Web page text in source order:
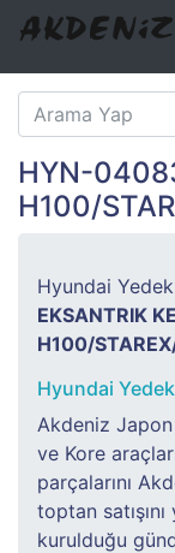
HYN-
H100/
Hyundai
EKSANTRIK
H100/
Hyundai
Akdeniz
ve Kore
parçalarını
toptan
kurulduğu